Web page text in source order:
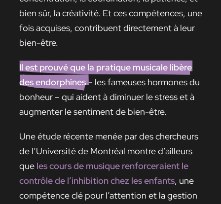
bien sûr, la créativité. Et ces compétences, une
fois acquises, contribuent directement à leur
bien-être.
Il est prouvé que la pratique musicale libère
des endorphines– les fameuses hormones du
bonheur – qui aident à diminuer le stress et à
augmenter le sentiment de bien-être.
Une étude récente menée par des chercheurs
de l’Université de Montréal montre d’ailleurs
que les cours de musique renforceraient le
contrôle de l’inhibition chez les enfants, une
compétence clé pour l’attention et la gestion